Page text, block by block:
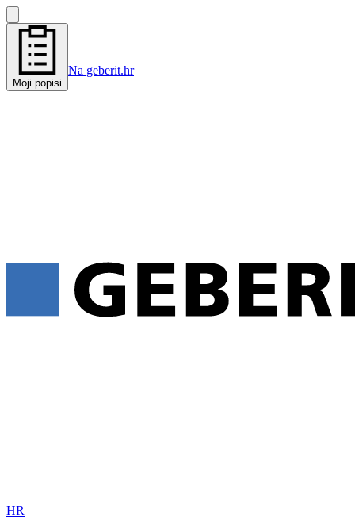
Moji popisi
Na geberit.hr
HR